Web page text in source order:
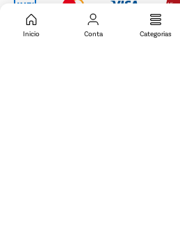
Inicio Conta Categorias